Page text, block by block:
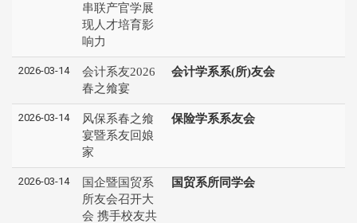
串联产官学展
现人才培育影
响力
2026-03-14
会计系友2026
春之飨宴
会计学系系(所)友会
2026-03-14
风保系春之飨
宴暨系友回娘
家
保险学系系友会
2026-03-14
国企暨国贸系
所友会召开大
会 携手校友共
国贸系所同学会